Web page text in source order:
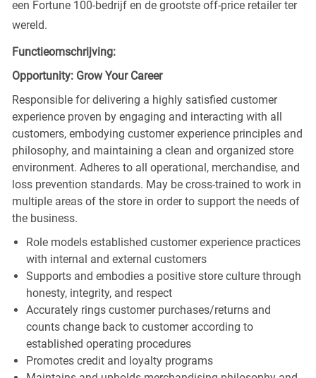
een Fortune 100-bedrijf en de grootste off-price retailer ter
wereld.
Functieomschrijving:
Opportunity: Grow Your Career
Responsible for delivering a highly satisfied customer
experience proven by engaging and interacting with all
customers, embodying customer experience principles and
philosophy, and maintaining a clean and organized store
environment. Adheres to all operational, merchandise, and
loss prevention standards. May be cross-trained to work in
multiple areas of the store in order to support the needs of
the business.
Role models established customer experience practices
with internal and external customers
Supports and embodies a positive store culture through
honesty, integrity, and respect
Accurately rings customer purchases/returns and
counts change back to customer according to
established operating procedures
Promotes credit and loyalty programs